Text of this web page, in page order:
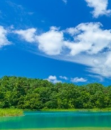
創造旅遊